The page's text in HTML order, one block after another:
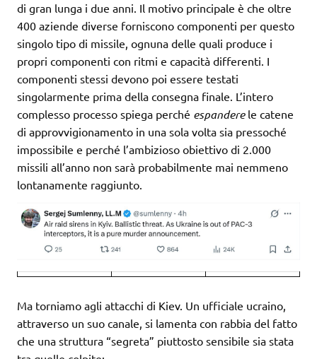
di gran lunga i due anni. Il motivo principale è che oltre
400 aziende diverse forniscono componenti per questo
singolo tipo di missile, ognuna delle quali produce i
propri componenti con ritmi e capacità differenti. I
componenti stessi devono poi essere testati
singolarmente prima della consegna finale. L’intero
complesso processo spiega perché espanderele catene
di approvvigionamento in una sola volta sia pressoché
impossibile e perché l’ambizioso obiettivo di 2.000
missili all’anno non sarà probabilmente mai nemmeno
lontanamente raggiunto.
Ma torniamo agli attacchi di Kiev. Un ufficiale ucraino,
attraverso un suo canale, si lamenta con rabbia del fatto
che una struttura “segreta” piuttosto sensibile sia stata